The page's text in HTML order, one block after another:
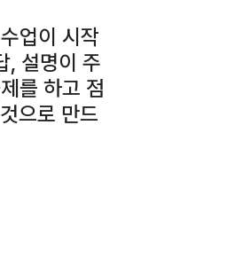
업이 시작
, 설명이 주
를 하고 점
으로 만드